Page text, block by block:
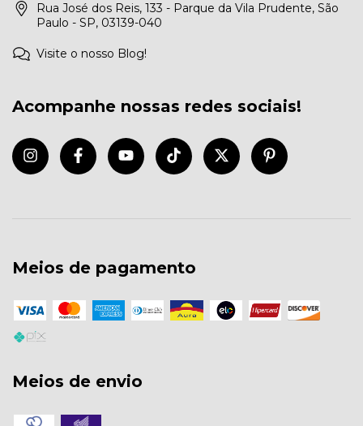
Rua José dos Reis, 133 - Parque da Vila Prudente, São
Paulo - SP, 03139-040
Visite o nosso Blog!
Acompanhe nossas redes sociais!
Meios de pagamento
Meios de envio